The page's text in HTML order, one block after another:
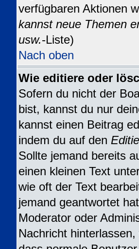
verfügbaren Aktionen
kannst neue Themen
usw.-Liste)
Nach oben
Wie editiere oder
Sofern du nicht der
bist, kannst du nur
kannst einen Beitrag
indem du auf den
Sollte jemand bereits
einen kleinen Text
wie oft der Text
jemand geantwortet
Moderator oder
Nachricht